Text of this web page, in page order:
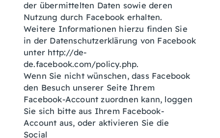
der übermittelten Daten sowie deren
Nutzung durch Facebook erhalten.
Weitere Informationen hierzu finden Sie
in der Datenschutzerklärung von Facebook
unter http://de-
de.facebook.com/policy.php.
Wenn Sie nicht wünschen, dass Facebook
den Besuch unserer Seite Ihrem
Facebook-Account zuordnen kann, loggen
Sie sich bitte aus Ihrem Facebook-
Account aus, oder aktivieren Sie die
Social